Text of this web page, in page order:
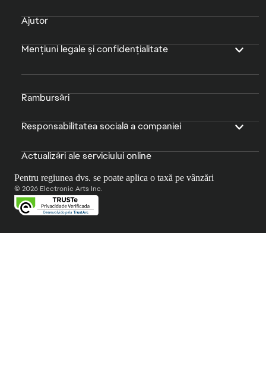
Ajutor
Mențiuni legale și confidențialitate
Rambursări
Responsabilitatea socială a companiei
Actualizări ale serviciului online
Pentru regiunea dvs. se poate aplica o taxă pe vânzări
© 2026 Electronic Arts Inc.